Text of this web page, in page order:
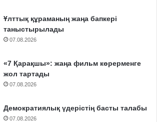
Ұлттық құраманың жаңа бапкері
таныстырылады
07.08.2026
«7 Қарақшы»: жаңа фильм көрерменге
жол тартады
07.08.2026
Демократиялық үдерістің басты талабы
07.08.2026